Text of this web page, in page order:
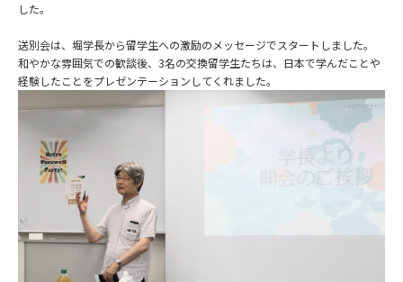
した。
送別会は、堀学長から留学生への激励のメッセージでスタートしました。
和やかな雰囲気での歓談後、3名の交換留学生たちは、日本で学んだことや
経験したことをプレゼンテーションしてくれました。